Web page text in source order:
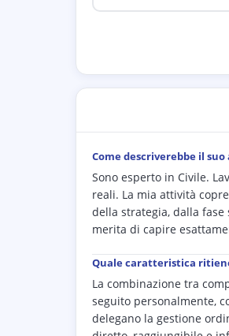
Come descriverebbe il
Sono esperto in Civile.
reali. La mia attività
della strategia, dalla
merita di capire
Quale caratteristica
La combinazione tra
seguito personalmente,
delegano la gestione